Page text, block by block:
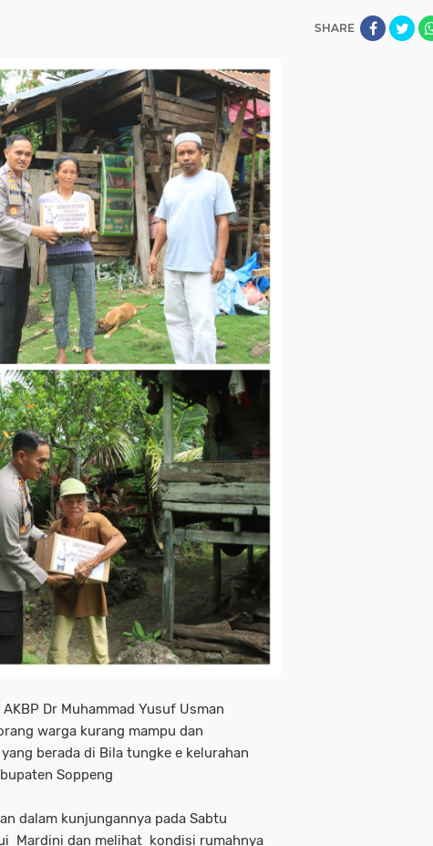
SHARE
AKBP Dr Muhammad Yusuf Usman
warga kurang mampu dan
berada di Bila tungke e kelurahan
Soppeng
dalam kunjungannya pada Sabtu
Mardini dan melihat kondisi rumahnya